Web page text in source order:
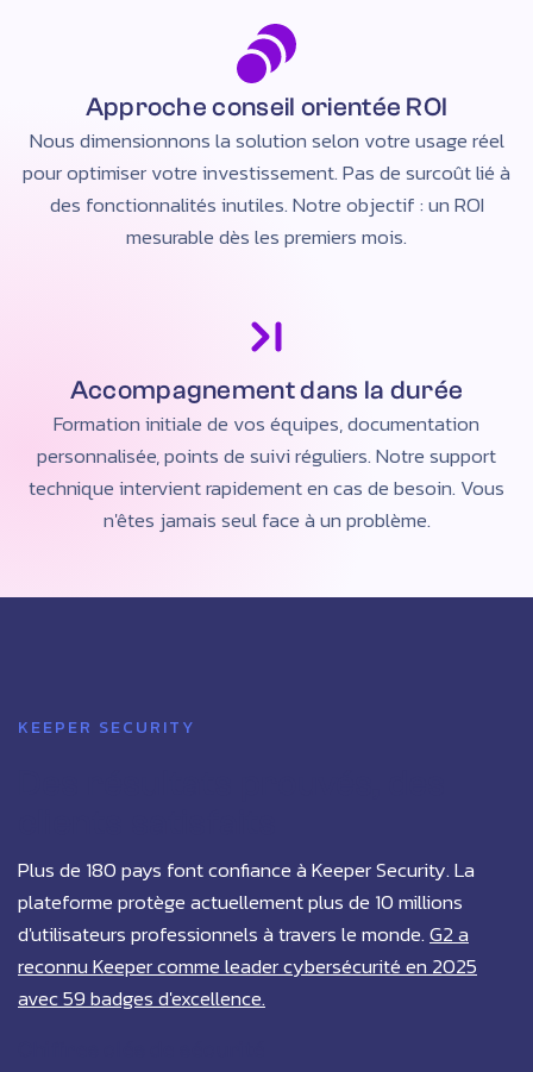
Approche conseil orientée ROI
Nous dimensionnons la solution selon votre usage réel
pour optimiser votre investissement. Pas de surcoût lié à
des fonctionnalités inutiles. Notre objectif : un ROI
mesurable dès les premiers mois.
Accompagnement dans la durée
Formation initiale de vos équipes, documentation
personnalisée, points de suivi réguliers. Notre support
technique intervient rapidement en cas de besoin. Vous
n'êtes jamais seul face à un problème.
KEEPER SECURITY
Plus de 180 pays font confiance à Keeper Security. La
plateforme protège actuellement plus de 10 millions
d'utilisateurs professionnels à travers le monde.G2 a
reconnu Keeper comme leader cybersécurité en 2025
avec 59 badges d'excellence.